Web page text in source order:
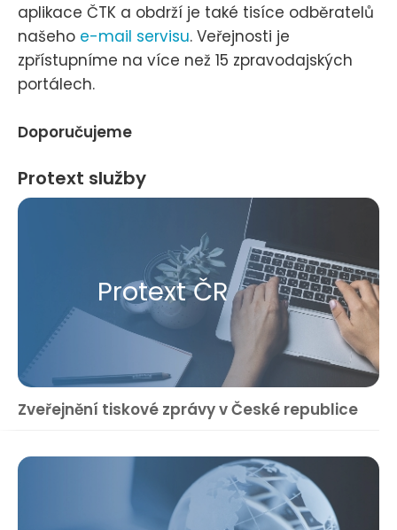
aplikace ČTK a obdrží je také tisíce odběratelů
našeho e-mail servisu. Veřejnosti je
zpřístupníme na více než 15 zpravodajských
portálech.
Doporučujeme
Protext služby
Protext ČR
Zveřejnění tiskové zprávy v České republice